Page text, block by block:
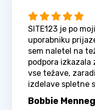
SITE123 je po
uporabniku
sem naletel na
podpora izkazala
vse težave,
izdelave spletne
Bobbie Menneg